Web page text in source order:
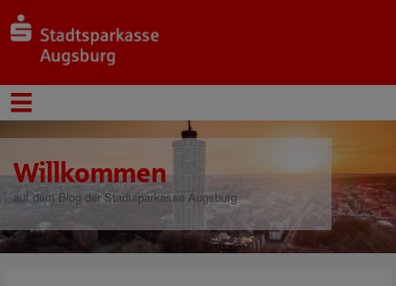
Willkommen
auf dem Blog der Stadtsparkasse Augsburg